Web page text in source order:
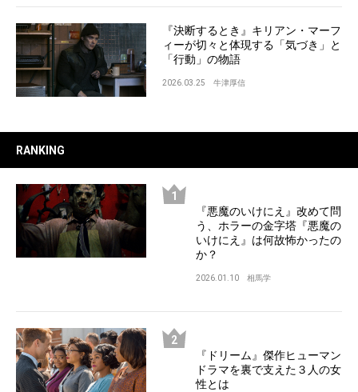
『決断するとき』キリアン・マーフ
ィーが切々と体現する「気づき」と
「行動」の物語
2026.03.25 牛津厚信
RANKING
『悪魔のいけにえ』改めて問
う、ホラーの金字塔『悪魔の
いけにえ』は何故怖かったの
か？
2026.01.10 相馬学
『ドリーム』傑作ヒューマン
ドラマを裏で支えた３人の女
性とは